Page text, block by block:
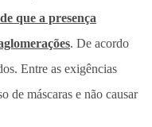
que a presença
. De acordo
Entre as exigências
de máscaras e não causar